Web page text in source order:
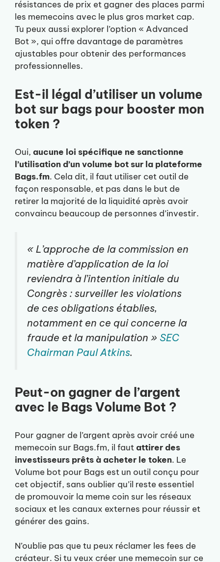
résistances de prix et gagner des places parmi
les memecoins avec le plus gros market cap.
Tu peux aussi explorer l’option « Advanced
Bot », qui offre davantage de paramètres
ajustables pour obtenir des performances
professionnelles.
Est-il légal d’utiliser un volume
bot sur bags pour booster mon
token ?
Oui, aucune loi spécifique ne sanctionne
l’utilisation d’un volume bot sur la plateforme
Bags.fm. Cela dit, il faut utiliser cet outil de
façon responsable, et pas dans le but de
retirer la majorité de la liquidité après avoir
convaincu beaucoup de personnes d’investir.
« L’approche de la commission en
matière d’application de la loi
reviendra à l’intention initiale du
Congrès : surveiller les violations
de ces obligations établies,
notamment en ce qui concerne la
fraude et la manipulation » SEC
Chairman Paul Atkins.
Peut-on gagner de l’argent
avec le Bags Volume Bot ?
Pour gagner de l’argent après avoir créé une
memecoin sur Bags.fm, il faut attirer des
investisseurs prêts à acheter le token. Le
Volume bot pour Bags est un outil conçu pour
cet objectif, sans oublier qu’il reste essentiel
de promouvoir la meme coin sur les réseaux
sociaux et les canaux externes pour réussir et
générer des gains.
N’oublie pas que tu peux réclamer les fees de
créateur. Si tu veux créer une memecoin sur ce